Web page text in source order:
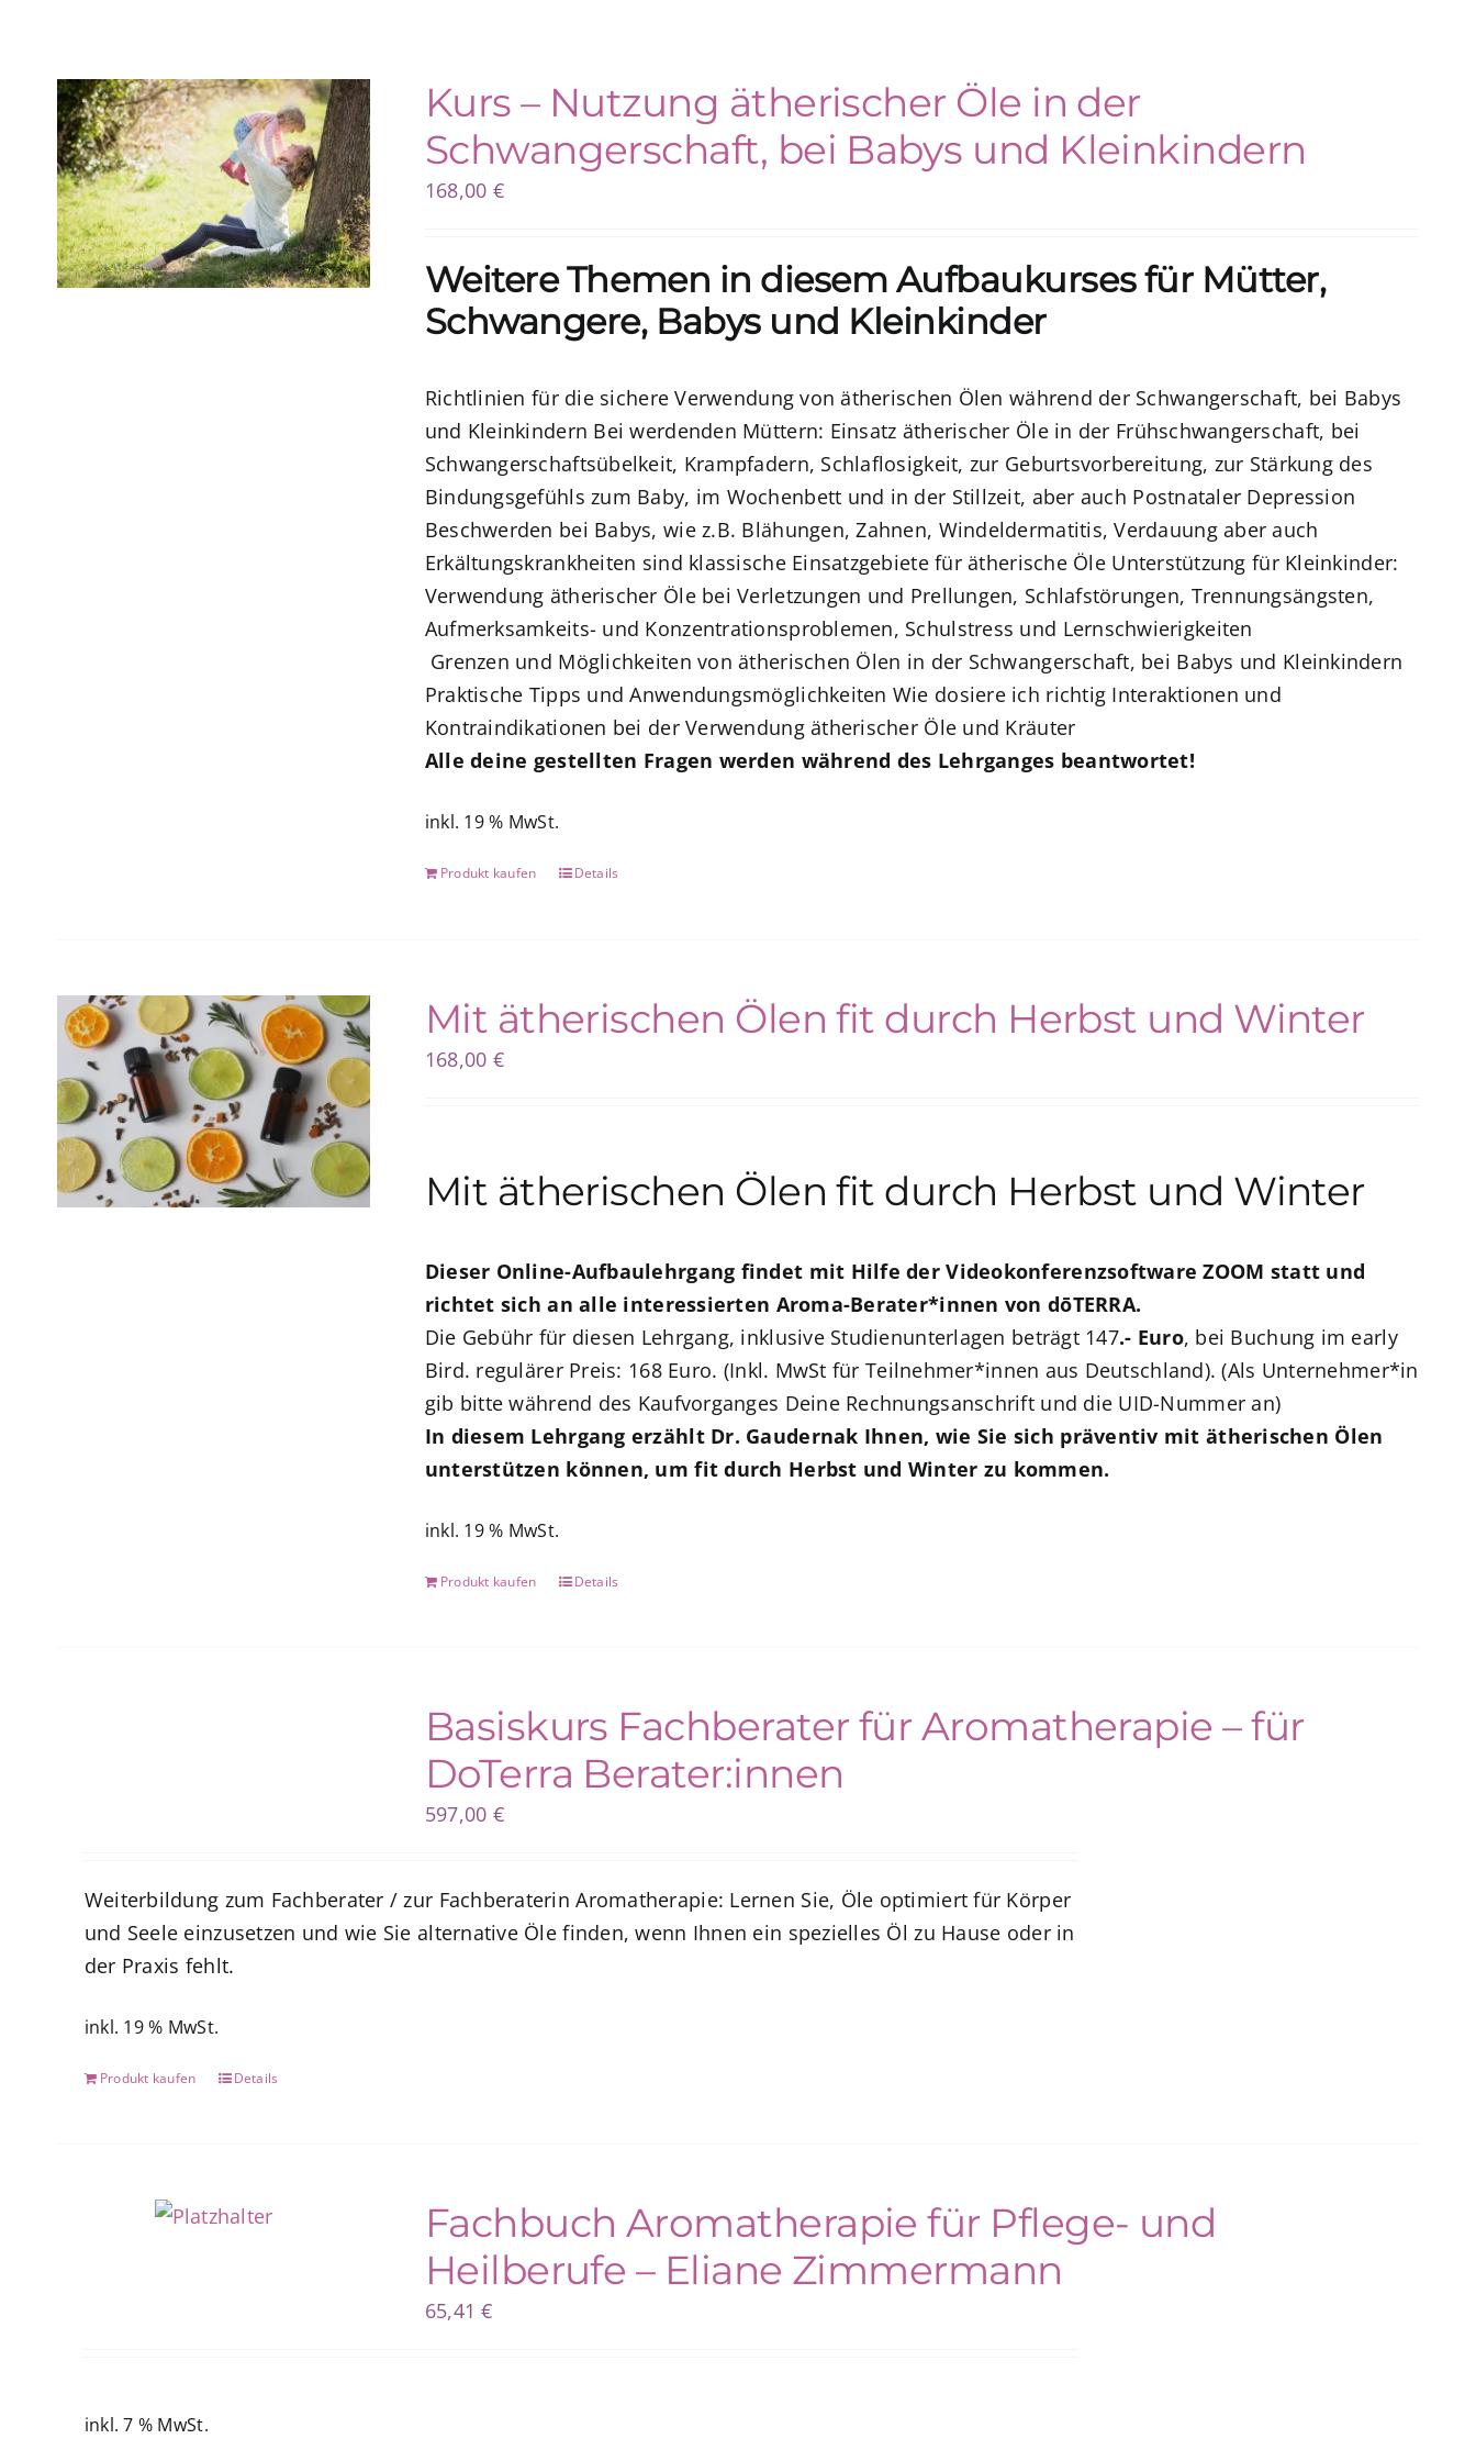
Kurs – Nutzung ätherischer Öle in der
Schwangerschaft, bei Babys und Kleinkindern
168,00 €
Weitere Themen in diesem Aufbaukurses für Mütter,
Schwangere, Babys und Kleinkinder
Richtlinien für die sichere Verwendung von ätherischen Ölen während der Schwangerschaft, bei Babys
und Kleinkindern Bei werdenden Müttern: Einsatz ätherischer Öle in der Frühschwangerschaft, bei
Schwangerschaftsübelkeit, Krampfadern, Schlaflosigkeit, zur Geburtsvorbereitung, zur Stärkung des
Bindungsgefühls zum Baby, im Wochenbett und in der Stillzeit, aber auch Postnataler Depression
Beschwerden bei Babys, wie z.B. Blähungen, Zahnen, Windeldermatitis, Verdauung aber auch
Erkältungskrankheiten sind klassische Einsatzgebiete für ätherische Öle Unterstützung für Kleinkinder:
Verwendung ätherischer Öle beiVerletzungen und Prellungen, Schlafstörungen, Trennungsängsten,
Aufmerksamkeits- und Konzentrationsproblemen, Schulstress und Lernschwierigkeiten
Grenzen und Möglichkeiten von ätherischen Ölen in der Schwangerschaft, bei Babys und Kleinkindern
Praktische Tipps und Anwendungsmöglichkeiten Wie dosiere ich richtig Interaktionen und
Kontraindikationen bei der Verwendung ätherischer Öle und Kräuter
Alle deine gestellten Fragen werden während des Lehrganges beantwortet!
inkl. 19 % MwSt.
Produkt kaufen Details
Mit ätherischen Ölen fit durch Herbst und Winter
168,00 €
Mit ätherischen Ölen fit durch Herbst und Winter
Dieser Online-Aufbaulehrgang findet mit Hilfe der Videokonferenzsoftware ZOOM statt und
richtet sich an alle interessierten Aroma-Berater*innen von dōTERRA.
Die Gebühr für diesen Lehrgang, inklusive Studienunterlagen beträgt 147.- Euro, bei Buchung im early
Bird. regulärer Preis: 168 Euro. (Inkl. MwSt für Teilnehmer*innen aus Deutschland). (Als Unternehmer*in
gib bitte während des Kaufvorganges Deine Rechnungsanschrift und die UID-Nummer an)
In diesem Lehrgang erzählt Dr. Gaudernak Ihnen, wie Sie sich präventiv mit ätherischen Ölen
unterstützen können, um fit durch Herbst und Winter zu kommen.
inkl. 19 % MwSt.
Produkt kaufen Details
Basiskurs Fachberater für Aromatherapie – für
DoTerra Berater:innen
597,00 €
Weiterbildung zum Fachberater / zur Fachberaterin Aromatherapie: Lernen Sie, Öle optimiert für Körper
und Seele einzusetzen und wie Sie alternative Öle finden, wenn Ihnen ein spezielles Öl zu Hause oder in
der Praxis fehlt.
inkl. 19 % MwSt.
Produkt kaufen Details
Fachbuch Aromatherapie für Pflege- und
Heilberufe – Eliane Zimmermann
65,41€
inkl. 7 % MwSt.